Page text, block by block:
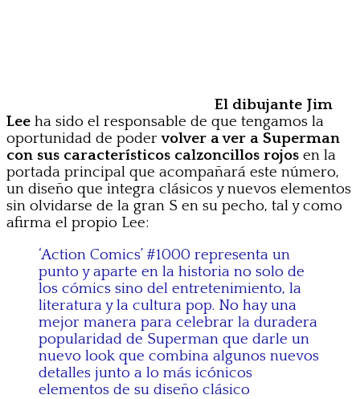
El dibujante Jim
Lee ha sido el responsable de que tengamos la
oportunidad de podervolver a ver a Superman
con sus característicos calzoncillos rojos en la
portada principal que acompañará este número,
un diseño que integra clásicos y nuevos elementos
sin olvidarse de la gran S en su pecho, tal y como
afirma el propio Lee:
‘Action Comics’ #1000 representa un
punto y aparte en la historia no solo de
los cómics sino del entretenimiento, la
literatura y la cultura pop. No hay una
mejor manera para celebrar la duradera
popularidad de Superman que darle un
nuevo look que combina algunos nuevos
detalles junto a lo más icónicos
elementos de su diseño clásico